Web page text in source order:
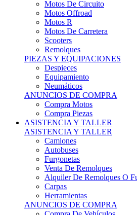
Motos R
Motos De Carretera
Scooters
Remolques
PIEZAS Y EQUIPACIONES
Despieces
Equipamiento
Neumáticos
ANUNCIOS DE COMPRA
Compra Motos
Compra Piezas
ASISTENCIA Y TALLER
ASISTENCIA Y TALLER
Camiones
Autobuses
Furgonetas
Venta De Remolques
Alquiler De Remolques O
Carpas
Herramientas
ANUNCIOS DE COMPRA
Compra De Vehículos
Compra De Herramientas